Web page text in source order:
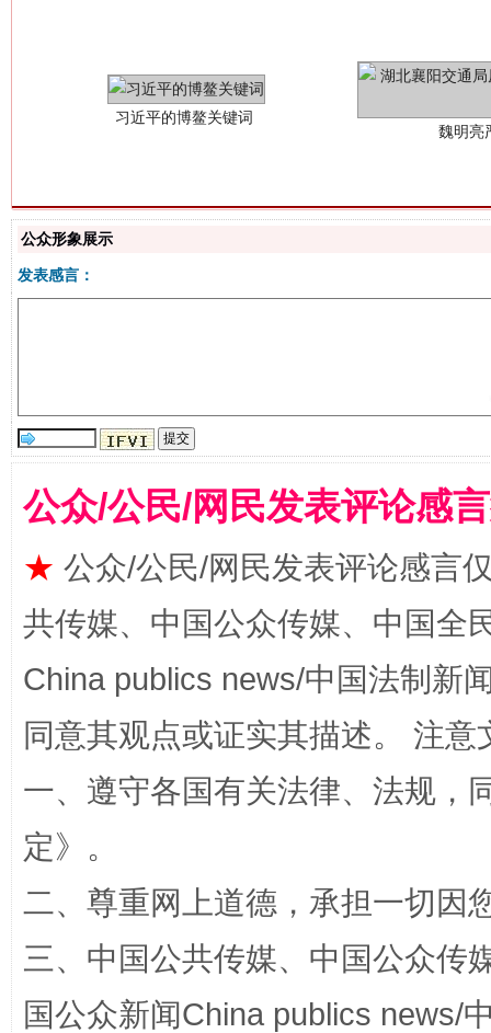
“刷贴”乱象丛生
揭批美国五大"原罪" "炒
解纷+调解+退费，一次搞定
公众形象展示
发表感言：
公众/公民/网民发表评论感
★ 公众/公民/网民发表评论感言
共传媒、中国公众传媒、中国全
China publics news/中国法制新
同意其观点或证实其描述。 注
一、遵守各国有关法律、法规，
定》。
二、尊重网上道德，承担一切因
三、中国公共传媒、中国公众传
国公众新闻China publics news/